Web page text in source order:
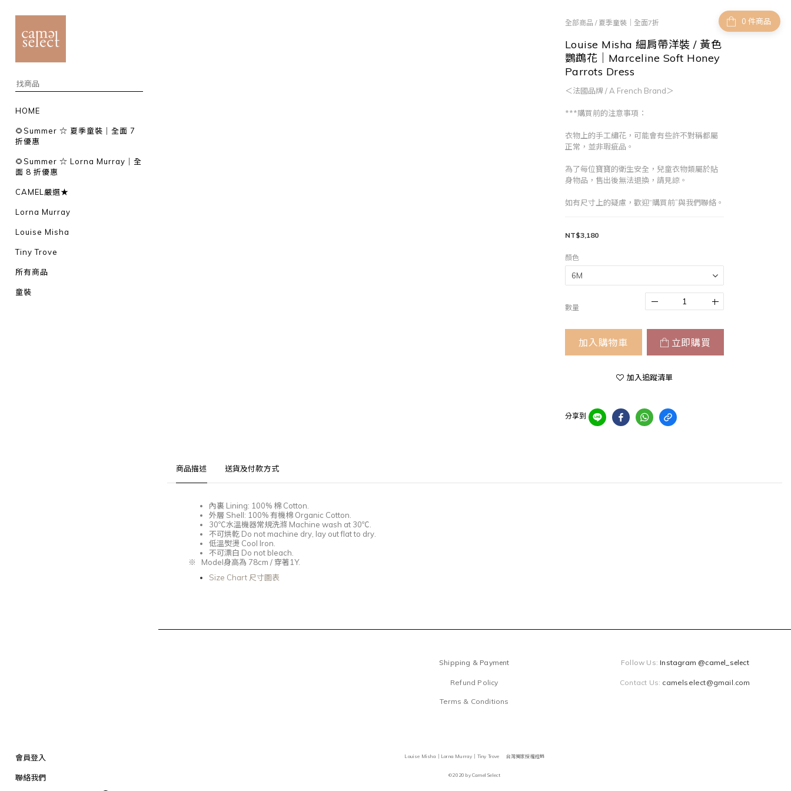
HOME
🌻Summer ☆ 夏季童裝｜全面 7
折優惠
🌻Summer ☆ Lorna Murray｜全
面 8 折優惠
CAMEL嚴選★
Lorna Murray
Louise Misha
Tiny Trove
所有商品
童裝
會員登入
聯絡我們
件商品
全部商品 / 夏季童裝｜全面7折
Louise Misha 細肩帶洋裝 / 黃色
鸚鵡花｜Marceline Soft Honey
Parrots Dress
＜法國品牌 / A French Brand＞
***購買前的注意事項：
衣物上的手工繡花，可能會有些許不對稱都屬
正常，並非瑕疵品。
為了每位寶寶的衛生安全，兒童衣物類屬於貼
身物品，售出後無法退換，請見諒。
如有尺寸上的疑慮，歡迎“購買前”與我們聯絡。
NT$3,180
顏色
數量
加入購物車 立即購買
加入追蹤清單
分享到
商品描述 送貨及付款方式
內裏Lining: 100% 棉Cotton.
外層 Shell: 100% 有機棉Organic Cotton.
30℃水溫機器常規洗滌Machine wash at 30℃.
不可烘乾Do not machine dry, lay out flat to dry.
低溫熨燙Cool Iron.
不可漂白 Do not bleach.
※
Model身高為 78cm / 穿著1Y.
Size Chart 尺寸圖表
Shipping & Payment
Refund Policy
Terms & Conditions
Follow Us:Instagram @camel_select
Contact Us: camelselect@gmail.com
Louise Misha｜Lorna Murray｜Tiny Trove 台灣獨家授權經銷
©2020 by Camel Select